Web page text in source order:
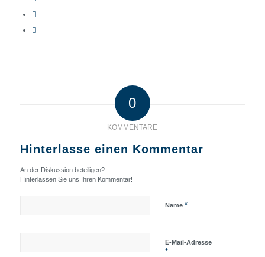
0
KOMMENTARE
Hinterlasse einen Kommentar
An der Diskussion beteiligen?
Hinterlassen Sie uns Ihren Kommentar!
Name *
E-Mail-Adresse
*